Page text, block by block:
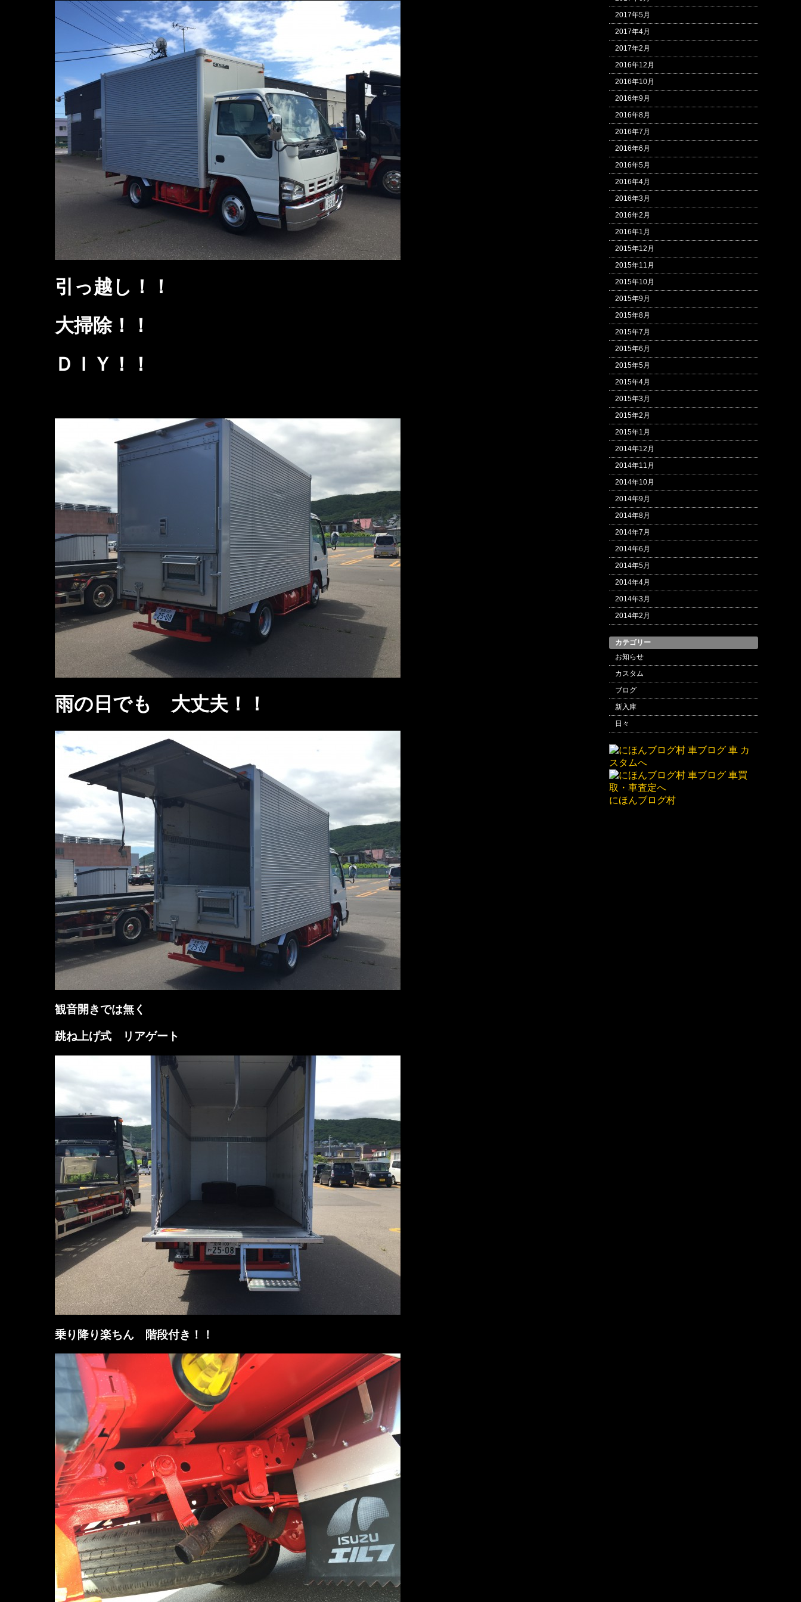
引っ越し！！
大掃除！！
ＤＩＹ！！
雨の日でも 大丈夫！！
観音開きでは無く
跳ね上げ式 リアゲート
乗り降り楽ちん 階段付き！！
2017年5月
2017年4月
2017年2月
2016年12月
2016年10月
2016年9月
2016年8月
2016年7月
2016年6月
2016年5月
2016年4月
2016年3月
2016年2月
2016年1月
2015年12月
2015年11月
2015年10月
2015年9月
2015年8月
2015年7月
2015年6月
2015年5月
2015年4月
2015年3月
2015年2月
2015年1月
2014年12月
2014年11月
2014年10月
2014年9月
2014年8月
2014年7月
2014年6月
2014年5月
2014年4月
2014年3月
2014年2月
カテゴリー
お知らせ
カスタム
ブログ
新入庫
日々
にほんブログ村